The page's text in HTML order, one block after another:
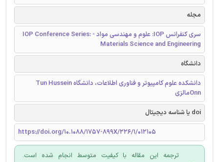
مجله
سری کنفرانس IOP: علوم و مهندسی مواد - IOP Conference Series:
Materials Science and Engineering
دانشگاه
دانشکده علوم کامپیوتر و فناوری اطلاعات، دانشگاه Tun Hussein
Onnمالزی
doi یا شناسه دیجیتال
https://doi.org/10.1088/1757-899X/226/1/012105
ترجمه این مقاله با کیفیت متوسط انجام شده است.